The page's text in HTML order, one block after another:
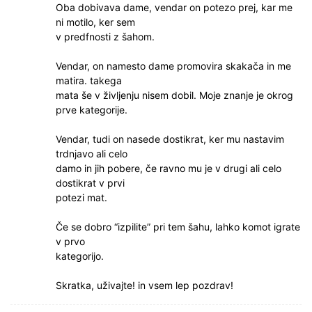
Oba dobivava dame, vendar on potezo prej, kar me
ni motilo, ker sem
v predfnosti z šahom.
Vendar, on namesto dame promovira skakača in me
matira. takega
mata še v življenju nisem dobil. Moje znanje je okrog
prve kategorije.
Vendar, tudi on nasede dostikrat, ker mu nastavim
trdnjavo ali celo
damo in jih pobere, če ravno mu je v drugi ali celo
dostikrat v prvi
potezi mat.
Če se dobro “izpilite” pri tem šahu, lahko komot igrate
v prvo
kategorijo.
Skratka, uživajte! in vsem lep pozdrav!